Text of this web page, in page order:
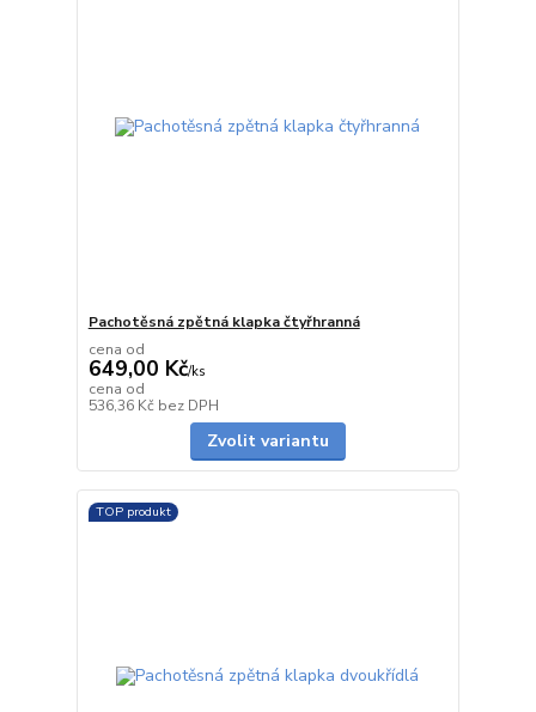
Pachotěsná zpětná klapka čtyřhranná
cena od
649,00 Kč/ks
cena od
536,36 Kč bez DPH
Zvolit variantu
TOP produkt